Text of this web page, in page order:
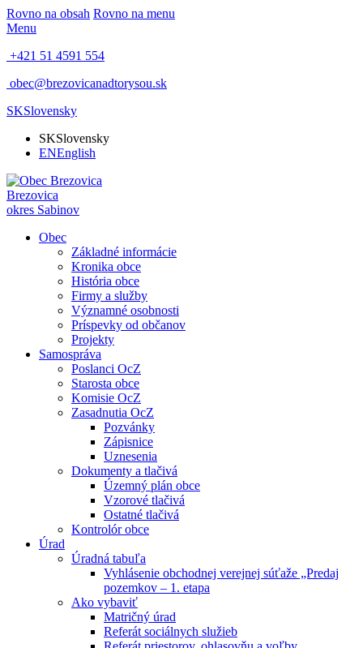
Rovno na obsah Rovno na menu
Menu
+421 51 4591 554
obec@brezovicanadtorysou.sk
SKSlovensky
SKSlovensky
ENEnglish
Brezovica
okres Sabinov
Obec
Základné informácie
Kronika obce
História obce
Firmy a služby
Významné osobnosti
Príspevky od občanov
Projekty
Samospráva
Poslanci OcZ
Starosta obce
Komisie OcZ
Zasadnutia OcZ
Pozvánky
Zápisnice
Uznesenia
Dokumenty a tlačivá
Územný plán obce
Vzorové tlačivá
Ostatné tlačivá
Kontrolór obce
Úrad
Úradná tabuľa
Vyhlásenie obchodnej verejnej súťaže „Predaj
pozemkov – 1. etapa
Ako vybaviť
Matričný úrad
Referát sociálnych služieb